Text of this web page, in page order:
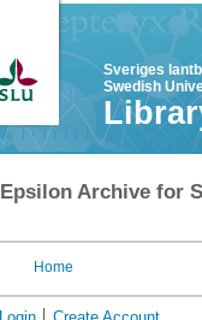
Sveriges
Swedish
Epsilon Archive for
Home